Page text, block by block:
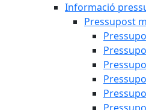
Informació
Pressupost